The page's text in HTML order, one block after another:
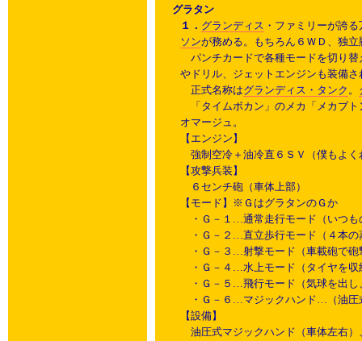
グラタン
１． グランディス ・ファミリーが誇
ソンが務める。もちろん６ＷＤ、独
パンチカードで各種モードを切り替
やドリル、ジェットエンジンも装備
正式名称はグランディス・タンク 。
「タイムボカン」のメカ「メカブト
オマージュ。
【エンジン】
強制空冷＋油冷直６ＳＶ（僕もよく
【攻撃兵装】
６センチ砲（車体上部）
【モード】※ＧはグラタンのＧか
・Ｇ－１…通常走行モード（いつも
・Ｇ－２…直立歩行モード（４本の
・Ｇ－３…射撃モード（車載砲で砲
・Ｇ－４…水上モード（タイヤを収
・Ｇ－５…飛行モード（気球を出し
・Ｇ－６…マジックハンド…（油圧
【設備】
油圧式マジックハンド（車体左右）